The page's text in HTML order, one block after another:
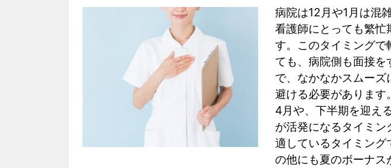
病院は12月や1月は混
看護師にとっても繁忙
す。このタイミングで
ても、病院側も面接を
で、なかなかスムーズ
避ける必要があります
4月や、下半期を迎え
が活発になるタイミン
適しているタイミング
の他にも夏のボーナス